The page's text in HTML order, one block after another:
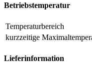
Betriebstemperatur
Temperaturbereich
kurzzeitige
Lieferinformation